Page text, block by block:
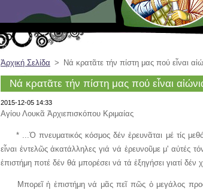
Ἀρχική Σελίδα > Νά κρατᾶτε τήν πίστη μας πού εἶναι
Νά κρατᾶτε τήν πίστη μας πού εἶναι
2015-12-05 14:33
Αγίου Λουκᾶ Ἀρχιεπισκόπου Κριμαίας
* ...Ὁ πνευματικός κόσμος δέν ἐρευνᾶται μέ τίς
εἶναι ἐντελῶς ἀκατάλληλες γιά νά ἐρευνοῦμε μ' αὐτές
ἐπιστήμη ποτέ δέν θά μπορέσει νά τά ἐξηγήσει γιατί δέν
Μπορεῖ ἡ ἐπιστήμη νά μᾶς πεῖ πῶς ὁ μεγάλος